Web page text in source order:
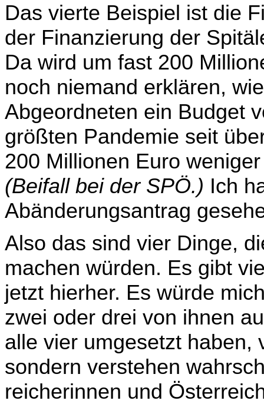
Das vierte Beispiel ist die
der Finanzierung der
Da wird um fast 200
noch niemand erklären,
Abgeordneten ein Budget
größten Pandemie seit
200 Millionen Euro
(Beifall bei der SPÖ.) Ich
Abänderungsantrag
Also das sind vier Dinge,
machen würden. Es gibt
jetzt hierher. Es würde
zwei oder drei von ihnen
alle vier umgesetzt haben,
sondern verstehen
reicherinnen und